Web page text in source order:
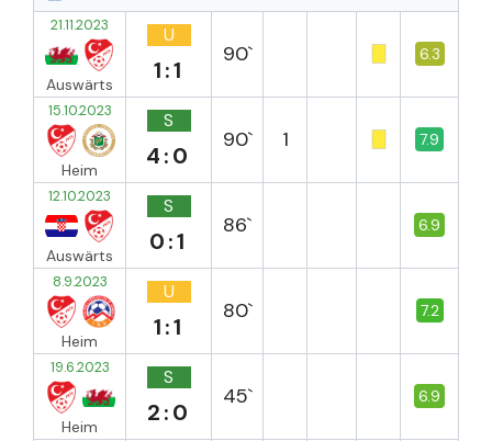
21.11.2023
Auswärts
U
1:1
90` 6.3
15.10.2023
Heim
S
4:0
90` 1 7.9
12.10.2023
Auswärts
S
0:1
86` 6.9
8.9.2023
Heim
U
1:1
80` 7.2
19.6.2023
Heim
S
2:0
45` 6.9